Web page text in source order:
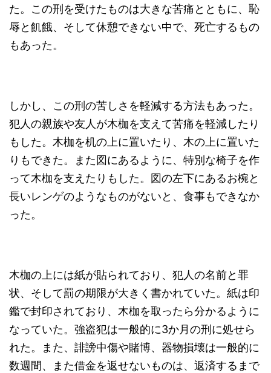
た。この刑を受けたものは大きな苦痛とともに、恥
辱と飢餓、そして休憩できない中で、死亡するもの
もあった。
しかし、この刑の苦しさを軽減する方法もあった。
犯人の親族や友人が木枷を支えて苦痛を軽減したり
もした。木枷を机の上に置いたり、木の上に置いた
りもできた。また図にあるように、特別な椅子を作
って木枷を支えたりもした。図の左下にあるお椀と
長いレンゲのようなものがないと、食事もできなか
った。
木枷の上には紙が貼られており、犯人の名前と罪
状、そして罰の期限が大きく書かれていた。紙は印
鑑で封印されており、木枷を取ったら分かるように
なっていた。強盗犯は一般的に3か月の刑に処せら
れた。また、誹謗中傷や賭博、器物損壊は一般的に
数週間、また借金を返せないものは、返済するまで